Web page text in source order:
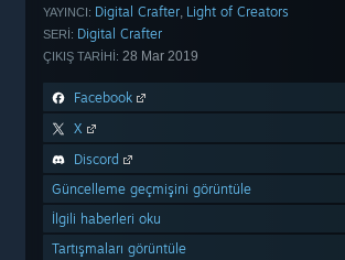
YAYINCI: Digital Crafter, Light of Creators
SERI: Digital Crafter
ÇIKIŞ TARIHI: 28 Mar 2019
Facebook
X
Discord
Güncelleme geçmişini görüntüle
İlgili haberleri oku
Tartışmaları görüntüle